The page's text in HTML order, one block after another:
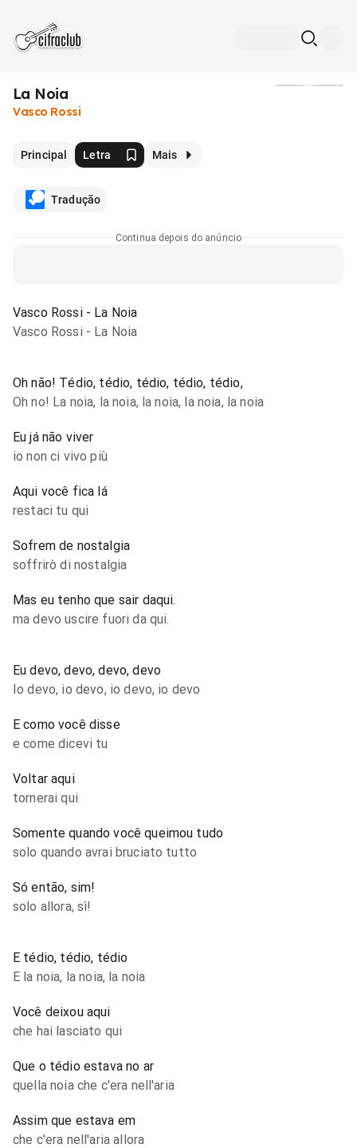
La Noia
Vasco Rossi
Principal Letra Mais
Tradução
Continua depois do anúncio
Vasco Rossi - La Noia
Vasco Rossi - La Noia
Oh não! Tédio, tédio, tédio, tédio, tédio,
Oh no! La noia, la noia, la noia, la noia, la noia
Eu já não viver
io non ci vivo più
Aqui você fica lá
restaci tu qui
Sofrem de nostalgia
soffrirò di nostalgia
Mas eu tenho que sair daqui.
ma devo uscire fuori da qui.
Eu devo, devo, devo, devo
Io devo, io devo, io devo, io devo
E como você disse
e come dicevi tu
Voltar aqui
tornerai qui
Somente quando você queimou tudo
solo quando avrai bruciato tutto
Só então, sim!
solo allora, sì!
E tédio, tédio, tédio
E la noia, la noia, la noia
Você deixou aqui
che hai lasciato qui
Que o tédio estava no ar
quella noia che c'era nell'aria
Assim que estava em
che c'era nell'aria allora